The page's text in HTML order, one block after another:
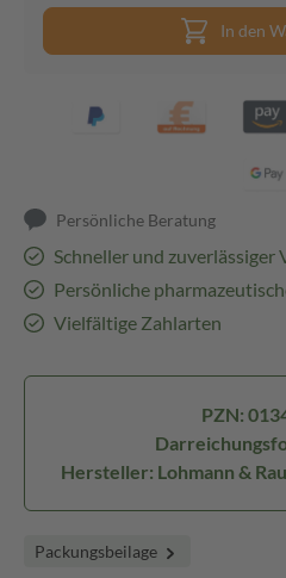
In den
Persönliche Beratung
Schneller und zuverlässiger
Persönliche
Vielfältige Zahlarten
PZN:
Hersteller: Lohmann &
Packungsbeilage